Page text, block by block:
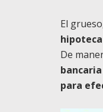
El
hipoteca
De
para